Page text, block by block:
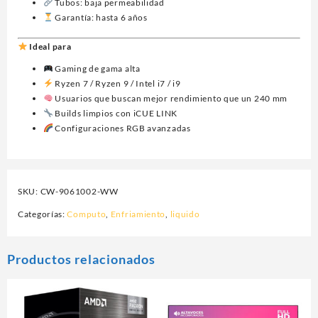
Tubos: baja permeabilidad
Garantía: hasta 6 años
Ideal para
Gaming de gama alta
Ryzen 7 / Ryzen 9 / Intel i7 / i9
Usuarios que buscan mejor rendimiento que un 240 mm
Builds limpios con iCUE LINK
Configuraciones RGB avanzadas
SKU: CW-9061002-WW
Categorías:Computo Enfriamiento liquido
Productos relacionados